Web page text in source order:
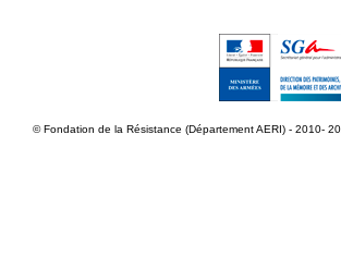
© Fondation de la Résistance (Département AERI) - 2010-